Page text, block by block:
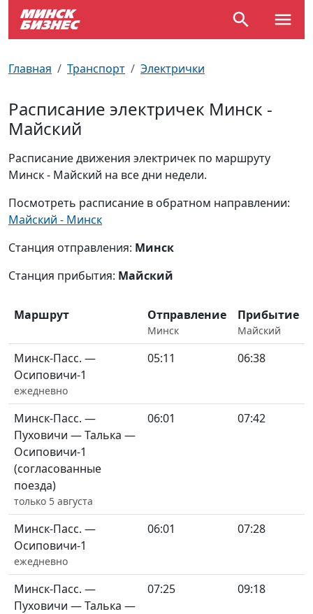
Главная Транспорт Электрички
Расписание электричек Минск -
Майский
Расписание движения электричек по маршруту
Минск - Майский на все дни недели.
Посмотреть расписание в обратном направлении:
Майский - Минск
Станция отправления: Минск
Станция прибытия: Майский
Маршрут Отправление
Минск
Прибытие
Майский
Минск-Пасс. —
Осиповичи-1
ежедневно
05:11 06:38
Минск-Пасс. —
Пуховичи — Талька —
Осиповичи-1
(согласованные
поезда)
только 5 августа
06:01 07:42
Минск-Пасс. —
Осиповичи-1
ежедневно
06:01 07:28
Минск-Пасс. —
Пуховичи — Талька —
07:25 09:18
Возле метро
Почтовые индексы
Улицы Минска
Производственный календарь
Схема метро
Пробки на дорогах
Самолеты